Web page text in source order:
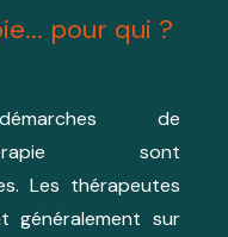
pour qui ?
de
sont
Les thérapeutes
généralement sur